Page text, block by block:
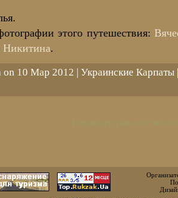
этого путешествия:
Никитина.
on 10 Мар 2012 | Украинские Карпаты